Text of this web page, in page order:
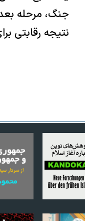
جنگ، مرحله
نتیجه رقابتی